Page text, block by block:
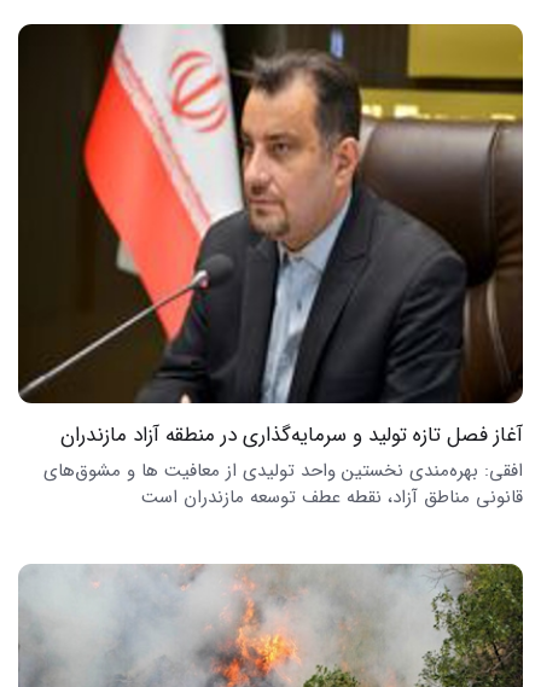
آغاز فصل تازه تولید و سرمایه‌گذاری در منطقه آزاد مازندران
افقی: بهره‌مندی نخستین واحد تولیدی از معافیت ها و مشوق‌های
قانونی مناطق آزاد، نقطه عطف توسعه مازندران است